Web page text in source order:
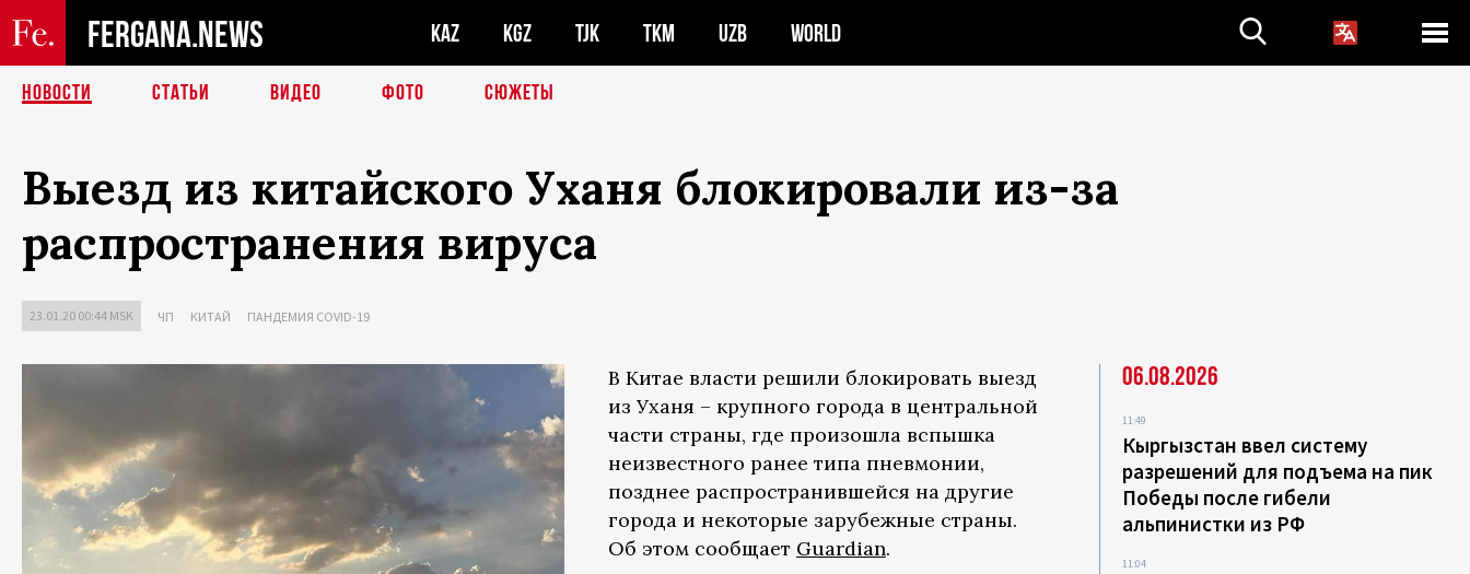
FERGANA.NEWS KAZ KGZ TJK TKM UZB WORLD
НОВОСТИ СТАТЬИ ВИДЕО ФОТО СЮЖЕТЫ
Выезд из китайского Уханя блокировали из-за
распространения вируса
23.01.20 00:44 MSK ЧП КИТАЙ ПАНДЕМИЯ COVID-19
В Китае власти решили блокировать выезд
из Уханя – крупного города в центральной
части страны, где произошла вспышка
неизвестного ранее типа пневмонии,
позднее распространившейся на другие
города и некоторые зарубежные страны.
Об этом сообщает Guardian.
06.08.2026
11:49
Кыргызстан ввел систему
разрешений для подъема на пик
Победы после гибели
альпинистки из РФ
11:04